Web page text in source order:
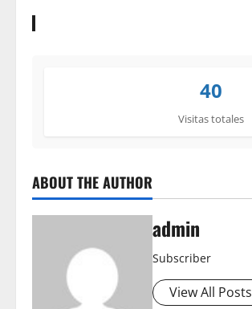
40
Visitas totales
ABOUT THE AUTHOR
admin
Subscriber
View All Posts